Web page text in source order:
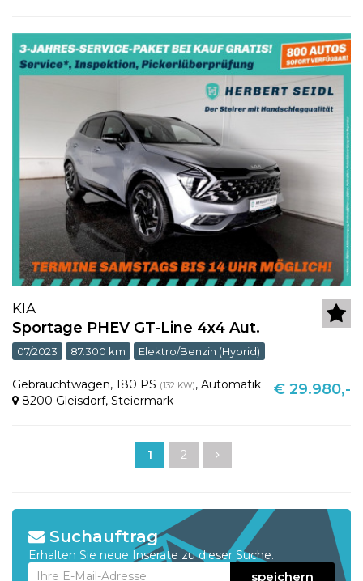
KIA
Sportage PHEV GT-Line 4x4 Aut.
07/2023 87.300 km Elektro/Benzin (Hybrid)
Gebrauchtwagen, 180 PS (132 KW), Automatik
8200 Gleisdorf, Steiermark
€ 29.980,-
1 2
Suchauftrag
Erhalten Sie neue Inserate zu dieser Suche.
speichern